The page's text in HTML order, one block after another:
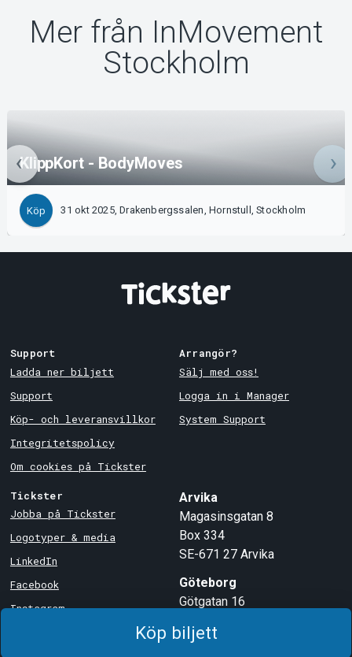
Köp biljett
Mer från InMovement
Stockholm
KlippKort - BodyMoves
Köp 31 okt 2025, Drakenbergssalen, Hornstull, Stockholm
Support
Ladda ner biljett
Support
Köp- och leveransvillkor
Integritetspolicy
Om cookies på Tickster
Arrangör?
Sälj med oss!
Logga in i Manager
System Support
Tickster
Jobba på Tickster
Logotyper & media
LinkedIn
Facebook
Instagram
Arvika
Magasinsgatan 8
Box 334
SE-671 27 Arvika
Göteborg
Götgatan 16